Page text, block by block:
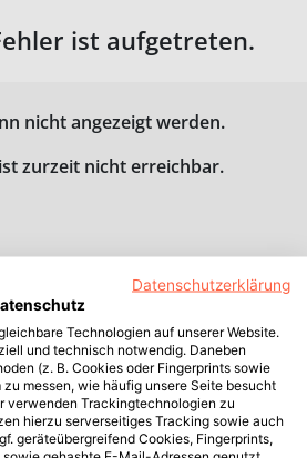
ist aufgetreten.
nicht angezeigt werden.
zurzeit nicht erreichbar.
Datenschutzerklärung
Technologien auf unserer Website.
und technisch notwendig. Daneben
(z. B. Cookies oder Fingerprints sowie
messen, wie häufig unsere Seite besucht
verwenden Trackingtechnologien zu
hierzu serverseitiges Tracking sowie auch
geräteübergreifend Cookies, Fingerprints,